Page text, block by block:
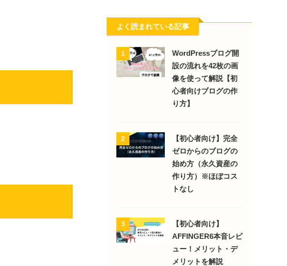
よく読まれている記事
1
WordPressブログ開
設の流れを42枚の画
像を使って解説【初
心者向けブログの作
り方】
2
【初心者向け】完全
ゼロからのブログの
始め方（永久資産の
作り方）※ほぼコス
トなし
3
【初心者向け】
AFFINGER6本音レビ
ュー！メリット・デ
メリットを解説